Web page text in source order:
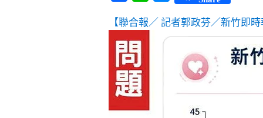
【聯合報／ 記者郭政芬／新竹即